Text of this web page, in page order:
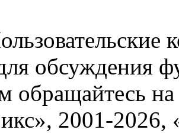
обсуждения
обращайтесь
2001-2026,